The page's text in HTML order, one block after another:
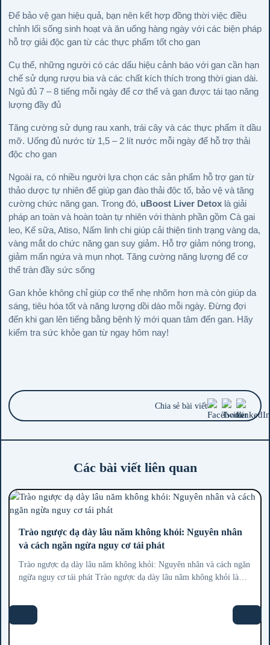
Để bảo vệ gan hiệu quả, bạn nên kết hợp đồng thời việc điều
chỉnh lối sống sinh hoạt và ăn uống hàng ngày với các biện pháp
hỗ trợ giải độc gan từ các thực phẩm tốt cho gan
Cụ thể, những người có các dấu hiệu cảnh báo với gan cần hạn
chế sử dụng rượu bia và các chất kích thích trong thời gian dài.
Ngủ đủ 7 – 8 tiếng mỗi ngày để cơ thể và gan được tái tạo năng
lượng đầy đủ
Tăng cường sử dụng rau xanh, trái cây và các thực phẩm ít dầu
mỡ. Uống đủ nước từ 1,5 – 2 lít nước mỗi ngày để hỗ trợ thải
độc cho gan
Ngoài ra, có nhiều người lựa chọn các sản phẩm hỗ trợ gan từ
thảo dược tự nhiên để giúp gan đào thải độc tố, bảo vệ và tăng
cường chức năng gan. Trong đó, uBoost Liver Detox là giải
pháp an toàn và hoàn toàn tự nhiên với thành phần gồm Cà gai
leo, Kế sữa, Atiso, Nấm linh chi giúp cải thiện tình trạng vàng da,
vàng mắt do chức năng gan suy giảm. Hỗ trợ giảm nóng trong,
giảm mẩn ngứa và mụn nhọt. Tăng cường năng lượng để cơ
thể tràn đầy sức sống
Gan khỏe không chỉ giúp cơ thể nhẹ nhõm hơn mà còn giúp da
sáng, tiêu hóa tốt và năng lượng dồi dào mỗi ngày. Đừng đợi
đến khi gan lên tiếng bằng bệnh lý mới quan tâm đến gan. Hãy
kiểm tra sức khỏe gan từ ngay hôm nay!
Chia sẻ bài viết
Các bài viết liên quan
Trào ngược dạ dày lâu năm không khỏi: Nguyên nhân
và cách ngăn ngừa nguy cơ tái phát
Trào ngược dạ dày lâu năm không khỏi: Nguyên nhân và cách ngăn
ngừa nguy cơ tái phát Trào ngược dạ dày lâu năm không khỏi là